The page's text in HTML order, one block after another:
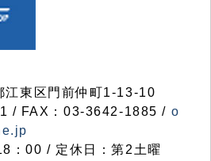
東区門前仲町1-13-10
/ FAX：03-3642-1885 / o
：00 / 定休日：第2土曜